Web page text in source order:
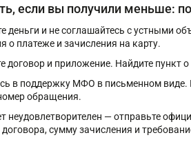
если вы получили меньше:
деньги и не соглашайтесь с устными
о платеже и зачисления на карту.
договор и приложение. Найдите пункт
в поддержку МФО в письменном виде.
обращения.
неудовлетворителен — отправьте
договора, сумму зачисления и